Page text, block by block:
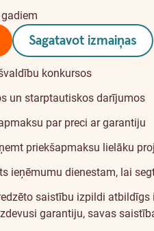
Sagatavot izmaiņas
konkursos
un starptautiskos darījumos
par preci ar garantiju
priekšapmaksu lielāku
ieņēmumu dienestam, lai
saistību izpildi
garantiju, savas